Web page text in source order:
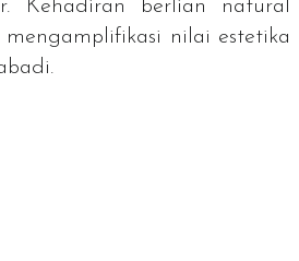
Kehadiran berlian natural
nilai estetika